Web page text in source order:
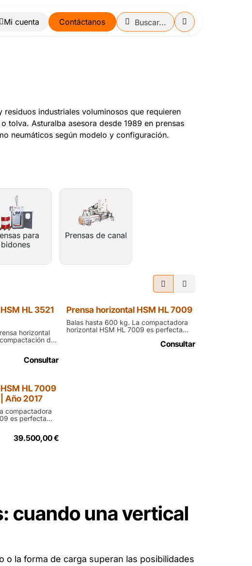
Blog Contáctanos
industriales voluminosos que requieren
tolva. Asturalba asesora desde 1989 en prensas
neumáticos según modelo y configuración.
para
bidones
Prensas de canal
HL 3521
horizontal
de
robusta para
centrosConsultar
Prensa horizontal HSM HL 7009
Balas hasta 600 kg. La compactadora
horizontal HSM HL 7009 es perfecta
superficies que requieren máximaConsultar
HL 7009
Año 2017
compactadora
es perfecta
máxima
en gestión
39.500,00€
cuando una vertical
o la forma de carga superan las posibilidades